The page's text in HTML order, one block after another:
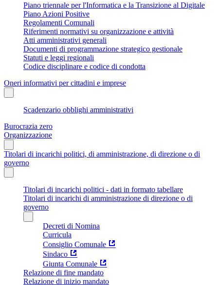
Piano triennale per l'Informatica e la Transizione al Digitale
Piano Azioni Positive
Regolamenti Comunali
Riferimenti normativi su organizzazione e attività
Atti amministrativi generali
Documenti di programmazione strategico gestionale
Statuti e leggi regionali
Codice disciplinare e codice di condotta
Oneri informativi per cittadini e imprese
Scadenzario obblighi amministrativi
Burocrazia zero
Organizzazione
Titolari di incarichi politici, di amministrazione, di direzione o di
governo
Titolari di incarichi politici - dati in formato tabellare
Titolari di incarichi di amministrazione di direzione o di
governo
Decreti di Nomina
Curricula
Consiglio Comunale
Sindaco
Giunta Comunale
Relazione di fine mandato
Relazione di inizio mandato